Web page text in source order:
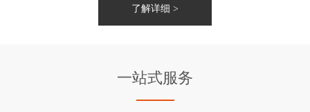
考察与技术交流。此次访问聚焦于誉洋的
了解详细 >
一站式服务